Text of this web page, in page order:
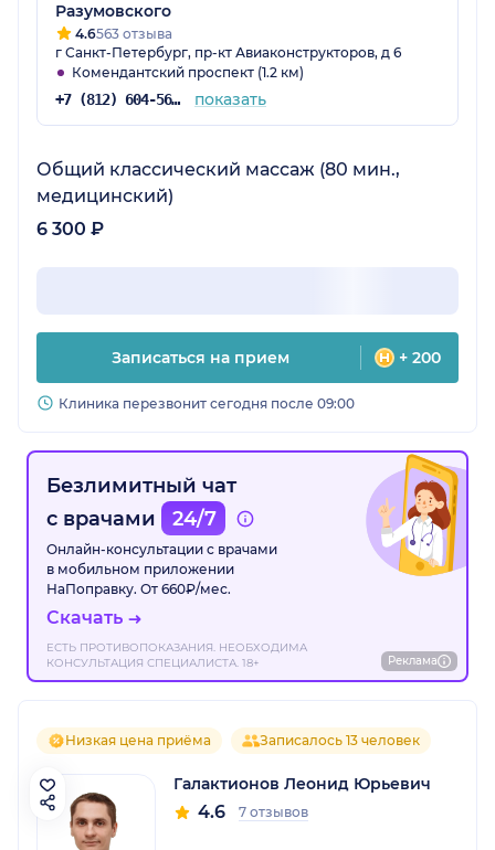
Разумовского
4.6563 отзыва
г Санкт-Петербург, пр-кт Авиаконструкторов, д 6
Комендантский проспект (1.2 км)
+7 (812) 604-56-34 показать
Общий классический массаж (80 мин.,
медицинский)
6 300 ₽
Записаться на прием + 200
Клиника перезвонит сегодня после 09:00
Безлимитный чат
с врачами
24/7
Онлайн-консультации с врачами
в мобильном приложении
НаПоправку. От 660₽/мес.
Скачать
ЕСТЬ ПРОТИВОПОКАЗАНИЯ. НЕОБХОДИМА
КОНСУЛЬТАЦИЯ СПЕЦИАЛИСТА. 18+
Реклама
Низкая цена приёма Записалось 13 человек
Галактионов Леонид Юрьевич
4.6 7 отзывов